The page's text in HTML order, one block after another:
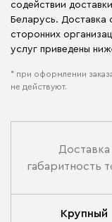
содействии
Беларусь. Доставка
сторонних
услуг приведены
* при оформлении
не действуют.
Доставка
габаритность
Крупный